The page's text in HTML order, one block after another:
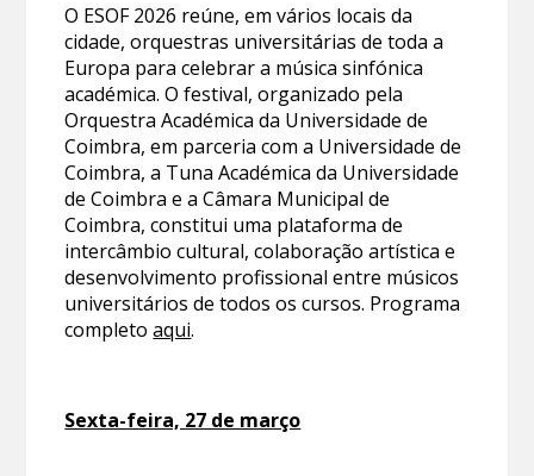
O ESOF 2026 reúne, em vários locais da
cidade, orquestras universitárias de toda a
Europa para celebrar a música sinfónica
académica. O festival, organizado pela
Orquestra Académica da Universidade de
Coimbra, em parceria com a Universidade de
Coimbra, a Tuna Académica da Universidade
de Coimbra e a Câmara Municipal de
Coimbra, constitui uma plataforma de
intercâmbio cultural, colaboração artística e
desenvolvimento profissional entre músicos
universitários de todos os cursos. Programa
completoaqui.
Sexta-feira, 27 de março